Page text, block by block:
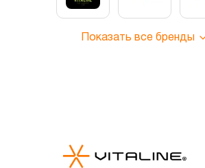
Показать все бренды